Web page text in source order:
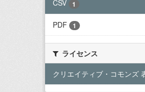
CSV
1
PDF 1
ライセンス
クリエイティブ・コモンズ